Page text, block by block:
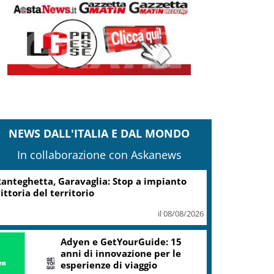
NEWS DALL'ITALIA E DAL MONDO
In collaborazione con Askanews
Turismo, Osservatorio
Telepass: +20% di interesse
il 07/08/2026
Liguria: 5,8 mln da piano Grandi
Beni Culturali